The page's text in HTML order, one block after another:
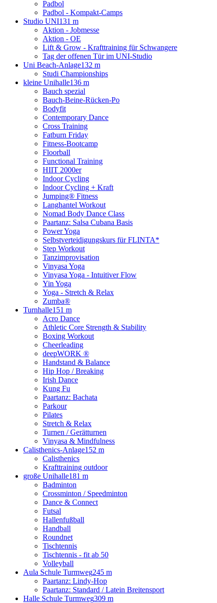
Padbol
Padbol - Kompakt-Camps
Studio UNI131 m
Aktion - Jobmesse
Aktion - OE
Lift & Grow - Krafttraining für Schwangere
Tag der offenen Tür im UNI-Studio
Uni Beach-Anlage132 m
Studi Championships
kleine Unihalle136 m
Bauch spezial
Bauch-Beine-Rücken-Po
Bodyfit
Contemporary Dance
Cross Training
Fatburn Friday
Fitness-Bootcamp
Floorball
Functional Training
HIIT 2000er
Indoor Cycling
Indoor Cycling + Kraft
Jumping® Fitness
Langhantel Workout
Nomad Body Dance Class
Paartanz: Salsa Cubana Basis
Power Yoga
Selbstverteidigungskurs für FLINTA*
Step Workout
Tanzimprovisation
Vinyasa Yoga
Vinyasa Yoga - Intuitiver Flow
Yin Yoga
Yoga - Stretch & Relax
Zumba®
Turnhalle151 m
Acro Dance
Athletic Core Strength & Stability
Boxing Workout
Cheerleading
deepWORK ®
Handstand & Balance
Hip Hop / Breaking
Irish Dance
Kung Fu
Paartanz: Bachata
Parkour
Pilates
Stretch & Relax
Turnen / Gerätturnen
Vinyasa & Mindfulness
Calisthenics-Anlage152 m
Calisthenics
Krafttraining outdoor
große Unihalle181 m
Badminton
Crossminton / Speedminton
Dance & Connect
Futsal
Hallenfußball
Handball
Roundnet
Tischtennis
Tischtennis - fit ab 50
Volleyball
Aula Schule Turmweg245 m
Paartanz: Lindy-Hop
Paartanz: Standard / Latein Breitensport
Halle Schule Turmweg309 m